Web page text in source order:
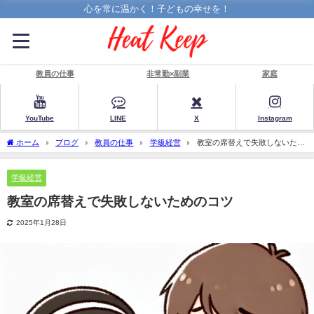
心を常に温かく！子どもの幸せを！
教員の仕事 非常勤×副業 家庭
YouTube LINE X Instagram
ホーム ブログ 教員の仕事 学級経営
教室の席替えで失敗しないため
のコツ
学級経営
教室の席替えで失敗しないためのコツ
2025年1月28日